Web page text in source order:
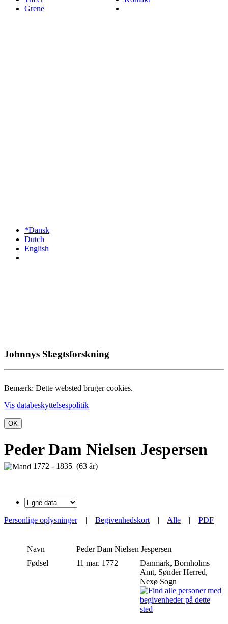
Grene
*Dansk
Dutch
English
Johnnys Slægtsforskning
Bemærk: Dette websted bruger cookies.
Vis databeskyttelsespolitik
OK
Peder Dam Nielsen Jespersen
1772 - 1835 (63 år)
Personlige oplysninger| Begivenhedskort | Alle | PDF
Navn Peder Dam Nielsen Jespersen
Fødsel
11 mar. 1772
Danmark, Bornholms
Amt, Sønder Herred,
Nexø Sogn